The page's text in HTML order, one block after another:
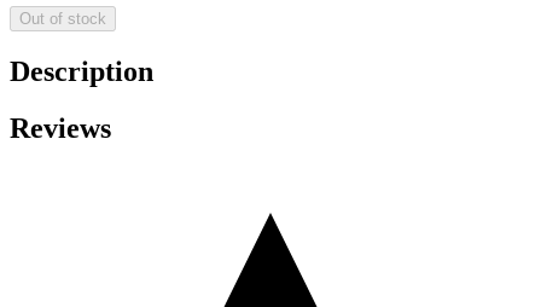
Out of stock
Description
Reviews